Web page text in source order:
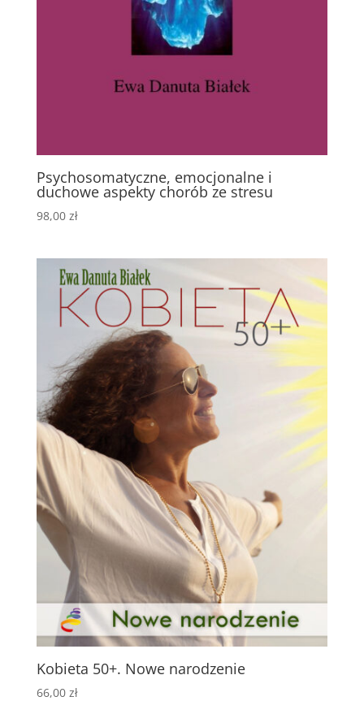
Psychosomatyczne, emocjonalne i
duchowe aspekty chorób ze stresu
98,00 zł
Kobieta 50+. Nowe narodzenie
66,00 zł